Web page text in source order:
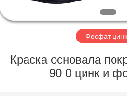
О
НАС
ЭКСКУРСИЯ
ПО
Фосфат
Краска основала
90 0 цинк и